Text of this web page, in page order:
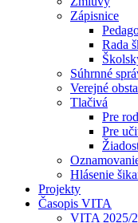
Zápisnice
Rada
Súhrnné
Verejné
Tlačivá
Pre
Pre
Hlásenie
Projekty
Časopis VITA
VITA 2025/